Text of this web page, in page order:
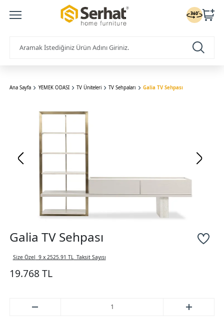
Ana Sayfa YEMEK ODASI TV Üniteleri TV Sehpaları Galia TV Sehpası
Galia TV Sehpası
Size Özel 9 x 2525.91 TLTaksit Sayısı
19.768 TL